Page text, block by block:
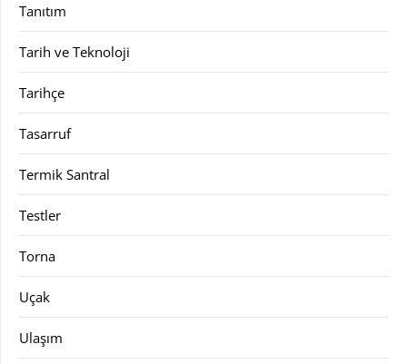
Tanıtım
Tarih ve Teknoloji
Tarihçe
Tasarruf
Termik Santral
Testler
Torna
Uçak
Ulaşım